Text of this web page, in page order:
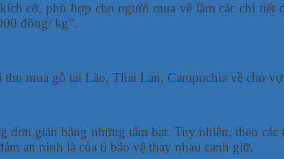
cỡ, phù hợp cho người mua về làm các chi tiết
đồng/ kg”.
mua gỗ tại Lào, Thái Lan, Campuchia về cho
giản bằng những tấm bạt. Tuy nhiên, theo các
an ninh là của 6 bảo vệ thay nhau canh giữ.